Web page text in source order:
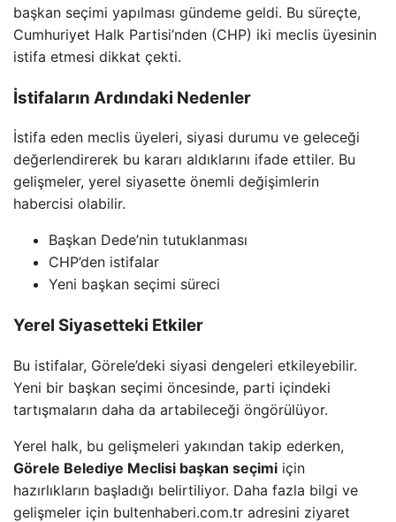
başkan seçimi yapılması gündeme geldi. Bu süreçte,
Cumhuriyet Halk Partisi’nden (CHP) iki meclis üyesinin
istifa etmesi dikkat çekti.
İstifaların Ardındaki Nedenler
İstifa eden meclis üyeleri, siyasi durumu ve geleceği
değerlendirerek bu kararı aldıklarını ifade ettiler. Bu
gelişmeler, yerel siyasette önemli değişimlerin
habercisi olabilir.
Başkan Dede’nin tutuklanması
CHP’den istifalar
Yeni başkan seçimi süreci
Yerel Siyasetteki Etkiler
Bu istifalar, Görele’deki siyasi dengeleri etkileyebilir.
Yeni bir başkan seçimi öncesinde, parti içindeki
tartışmaların daha da artabileceği öngörülüyor.
Yerel halk, bu gelişmeleri yakından takip ederken,
Görele Belediye Meclisi başkan seçimi için
hazırlıkların başladığı belirtiliyor. Daha fazla bilgi ve
gelişmeler için bultenhaberi.com.tr adresini ziyaret